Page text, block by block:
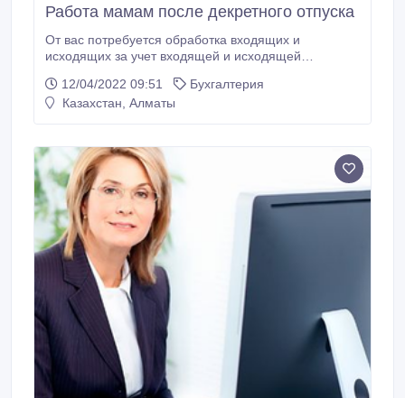
Работа мамам после декретного отпуска
От вас потребуется обработка входящих и
исходящих за учет входящей и исходящей
порядке типовых форм документов и отчетов;
выполнение административно- хозяйственных
12/04/2022 09:51
Бухгалтерия
Казахстан, Алматы